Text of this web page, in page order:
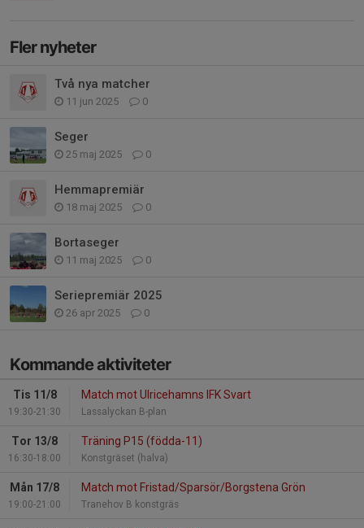
Fler nyheter
Två nya matcher
11 jun 2025 0
Seger
25 maj 2025 0
Hemmapremiär
18 maj 2025 0
Bortaseger
11 maj 2025 0
Seriepremiär 2025
26 apr 2025 0
Kommande aktiviteter
Tis 11/8
19:30-21:30
Match mot Ulricehamns IFK Svart
Lassalyckan B-plan
Tor 13/8
16:30-18:00
Träning P15 (födda-11)
Konstgräset (halva)
Mån 17/8
19:00-21:00
Match mot Fristad/Sparsör/Borgstena Grön
Tranehov B konstgräs